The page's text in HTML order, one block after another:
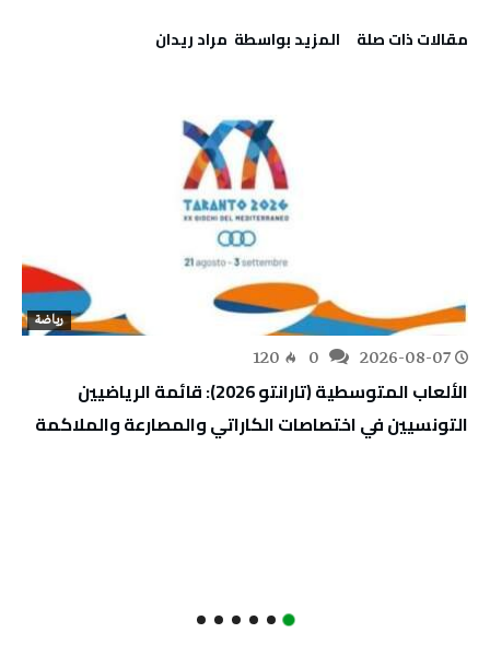
‫مقالات ذات صلة‬ ‫‫المزيد بواسطة‬ ‬ مراد ريدان
رياضة
2026-08-07
120
الألعاب المتوسطية (تارانتو 2026): قائمة الرياضيين
التونسيين في اختصاصات الكاراتي والمصارعة والملاكمة